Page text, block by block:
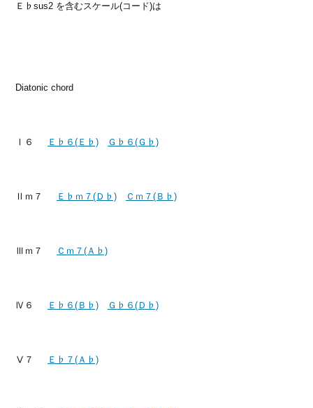
Ｅ♭sus2 を含むスケール(コード)は
Diatonic chord
Ⅰ６ Ｅ♭６(Ｅ♭) Ｇ♭６(Ｇ♭)
Ⅱｍ７ Ｅ♭ｍ７(Ｄ♭) Ｃｍ７(Ｂ♭)
Ⅲｍ７ Ｃｍ７(Ａ♭)
Ⅳ６ Ｅ♭６(Ｂ♭) Ｇ♭６(Ｄ♭)
Ⅴ７ Ｅ♭７(Ａ♭)